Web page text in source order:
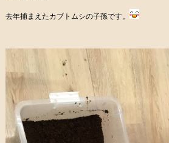
去年捕まえたカブトムシの子孫です。